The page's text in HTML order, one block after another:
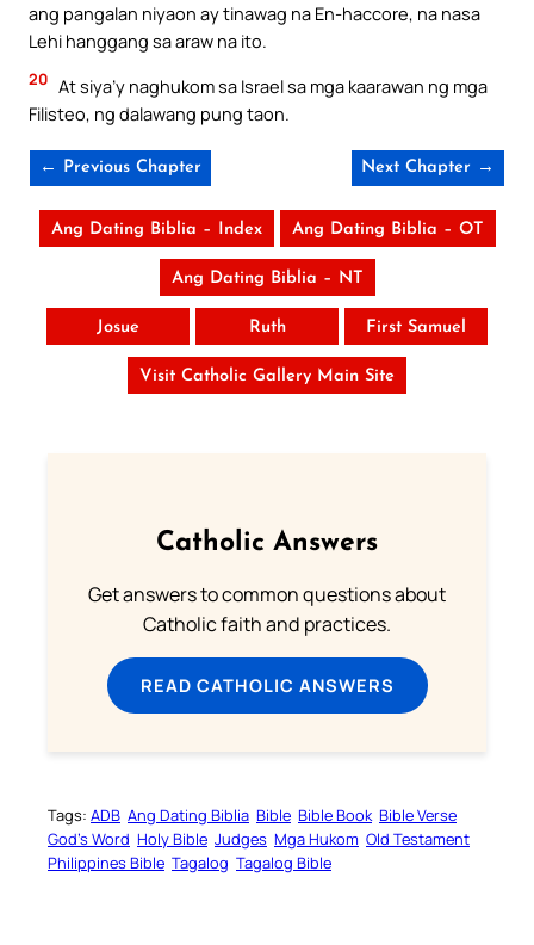
ang pangalan niyaon ay tinawag na En-haccore, na nasa
Lehi hanggang sa araw na ito.
20 At siya’y naghukom sa Israel sa mga kaarawan ng mga
Filisteo, ng dalawang pung taon.
← Previous Chapter Next Chapter →
Ang Dating Biblia – Index Ang Dating Biblia – OT
Ang Dating Biblia – NT
Josue Ruth First Samuel
Visit Catholic Gallery Main Site
Catholic Answers
Get answers to common questions about
Catholic faith and practices.
READ CATHOLIC ANSWERS
Tags: ADB Ang Dating Biblia Bible Bible Book Bible Verse
God’s Word Holy Bible Judges Mga Hukom Old Testament
Philippines Bible Tagalog Tagalog Bible